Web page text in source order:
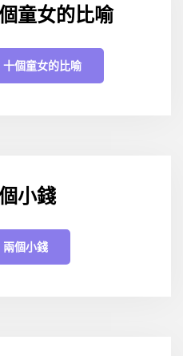
童女的比喻
個童女的比喻
小錢
個小錢